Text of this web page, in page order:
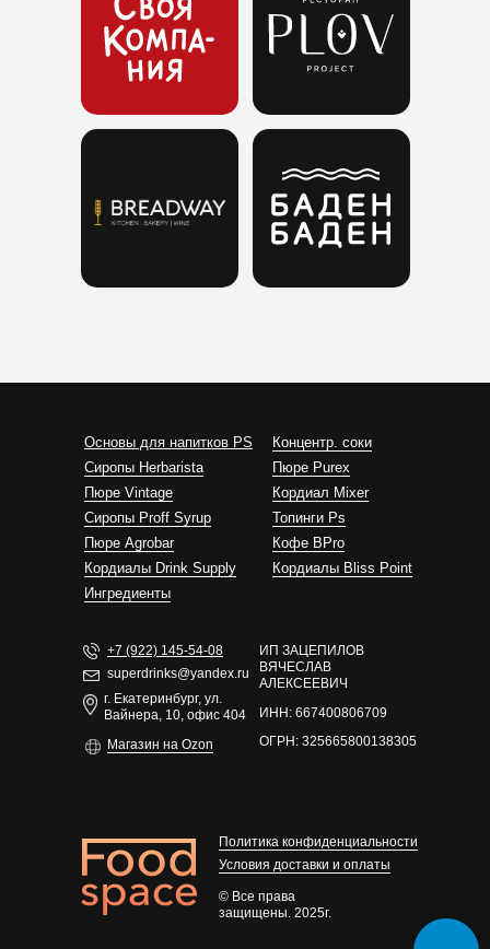
© Все права
защищены. 2025г.
ИП ЗАЦЕПИЛОВ
ВЯЧЕСЛАВ
АЛЕКСЕЕВИЧ
ИНН: 667400806709
ОГРН: 325665800138305
Основы для напитков PS
Сиропы Herbarista
Пюре Vintage
Cиропы Proff Syrup
Пюре Agrobar
Кордиалы Drink Supply
Ингредиенты
Политика конфиденциальности
Условия доставки и оплаты
superdrinks@yandex.ru
+7 (922) 145-54-08
г. Екатеринбург, ул.
Вайнера, 10, офис 404
Магазин на Ozon
Концентр. соки
Пюре Purex
Кордиал Mixer
Топинги Ps
Кофе BPro
Кордиалы Bliss Point